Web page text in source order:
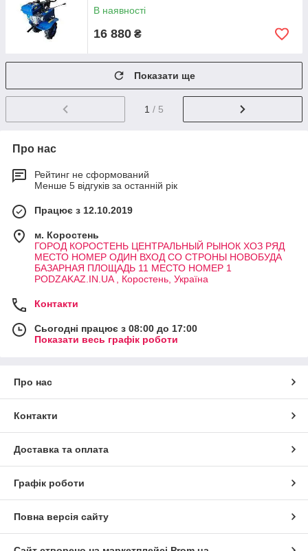
В наявності
16 880 ₴
Показати ще
1 / 5
Про нас
Рейтинг не сформований
Менше 5 відгуків за останній рік
Працює з 12.10.2019
м. Коростень
ГОРОД КОРОСТЕНЬ ЦЕНТРАЛЬНЫЙ РЫНОК ХОЗ РЯД
МЕСТО НОМЕР ОДИН ВХОД СО СТРОНЫ НОВОБУДА
БАЗАРНАЯ ПЛОЩАДЬ 11 МЕСТО НОМЕР 1
PODZAKAZ.IN.UA , Коростень, Україна
Контакти
Сьогодні працює з 08:00 до 17:00
Показати весь графік роботи
Про нас
Контакти
Доставка та оплата
Графік роботи
Повна версія сайту